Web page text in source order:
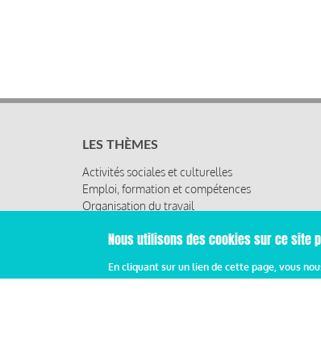
LES THÈMES
Activités sociales et culturelles
Emploi, formation et compétences
Organisation du travail
Relations sociales
Santé au travail
Nous utilisons des cookies sur ce site
En cliquant sur un lien de cette page, vous